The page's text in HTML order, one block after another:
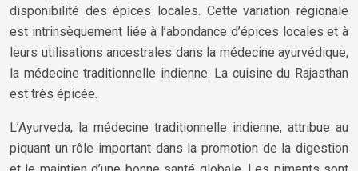
disponibilité des épices locales. Cette variation régionale
est intrinsèquement liée à l’abondance d’épices locales et à
leurs utilisations ancestrales dans la médecine ayurvédique,
la médecine traditionnelle indienne. La cuisine du Rajasthan
est très épicée.
L’Ayurveda, la médecine traditionnelle indienne, attribue au
piquant un rôle important dans la promotion de la digestion